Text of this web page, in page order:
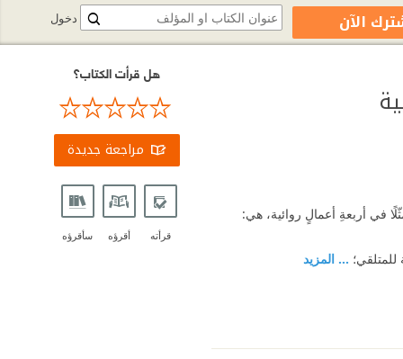
في أربعةِ أعمالٍ روائية، هي:
... المزيد
هل قرأت الكتاب؟
مراجعة جديدة
قرأته أقرؤه سأقرؤه
دخول الآن